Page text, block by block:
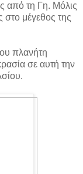
από τη Γη. Μόλις
στο μέγεθος της
πλανήτη
σε αυτή την